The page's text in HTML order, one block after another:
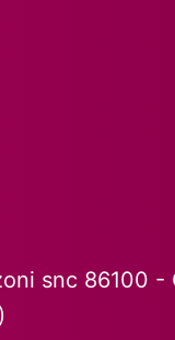
snc 86100 -